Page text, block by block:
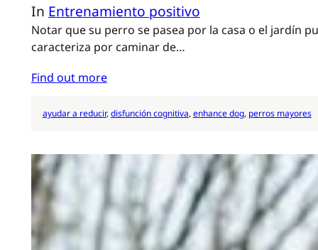
In Entrenamiento positivo
Notar que su perro se pasea por la casa o el jardín
caracteriza por caminar de…
Find out more
ayudar a reducir, disfunción cognitiva, enhance dog, perros mayores